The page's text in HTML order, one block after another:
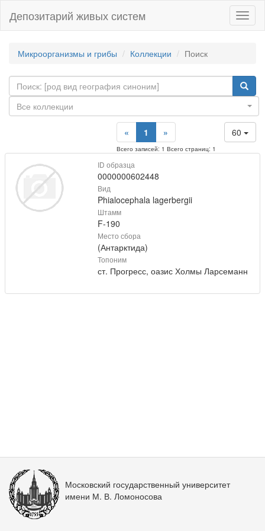
Депозитарий живых систем
Микроорганизмы и грибы Коллекции Поиск
Все коллекции
60
« 1 »
Всего записей: 1 Всего страниц: 1
ID образца
0000000602448
Вид
Phialocephala lagerbergii
Штамм
F-190
Место сбора
(Антарктида)
Топоним
ст. Прогресс, оазис Холмы Ларсеманн
Московский государственный университет
имени М. В. Ломоносова